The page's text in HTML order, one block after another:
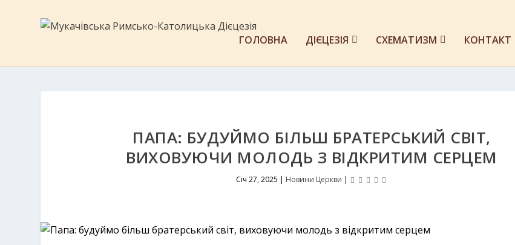
ГОЛОВНА ДІЄЦЕЗІЯ СХЕМАТИЗМ КОНТАКТ
ПАПА: БУДУЙМО БІЛЬШ БРАТЕРСЬКИЙ СВІТ,
ВИХОВУЮЧИ МОЛОДЬ З ВІДКРИТИМ СЕРЦЕМ
Січ 27, 2025 | Новини Церкви |